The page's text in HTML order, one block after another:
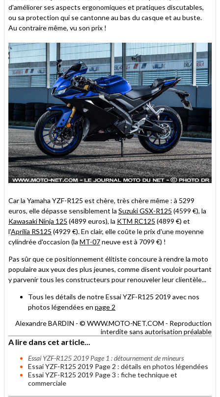
d'améliorer ses aspects ergonomiques et pratiques discutables,
ou sa protection qui se cantonne au bas du casque et au buste.
Au contraire même, vu son prix !
Car la Yamaha YZF-R125 est chère, très chère même : à 5299
euros, elle dépasse sensiblement la Suzuki GSX-R125 (4599 €), la
Kawasaki Ninja 125 (4899 euros), la KTM RC125 (4899 €) et
l'Aprilia RS125 (4929 €). En clair, elle coûte le prix d'une moyenne
cylindrée d'occasion (la MT-07neuve est à 7099 €) !
Pas sûr que ce positionnement élitiste concoure à rendre la moto
populaire aux yeux des plus jeunes, comme disent vouloir pourtant
y parvenir tous les constructeurs pour renouveler leur clientèle...
Tous les détails de notre Essai YZF-R125 2019 avec nos
photos légendées en page 2
Alexandre BARDIN - © WWW.MOTO-NET.COM - Reproduction
interdite sans autorisation préalable
A lire dans cet article...
Essai YZF-R125 2019 Page 1 : détournement de mineurs
Essai YZF-R125 2019 Page 2 : détails en photos légendées
Essai YZF-R125 2019 Page 3 : fiche technique et
commerciale